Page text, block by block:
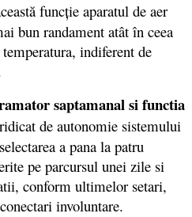
funcţie aparatul de aer
bun randament atât în ceea
indiferent de
saptamanal si functia
de autonomie sistemului
a pana la patru
pe parcursul unei zile si
conform ultimelor setari,
involuntare.